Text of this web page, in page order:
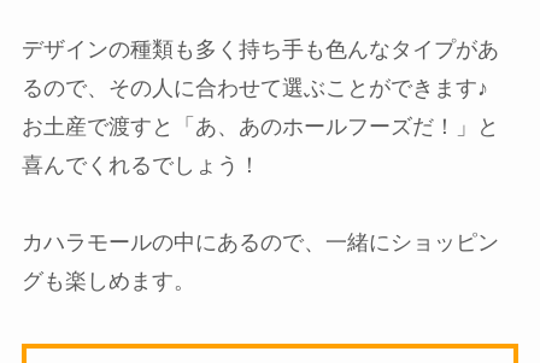
デザインの種類も多く持ち手も色んなタイプがあ
るので、その人に合わせて選ぶことができます♪
お土産で渡すと「あ、あのホールフーズだ！」と
喜んでくれるでしょう！
カハラモールの中にあるので、一緒にショッピン
グも楽しめます。